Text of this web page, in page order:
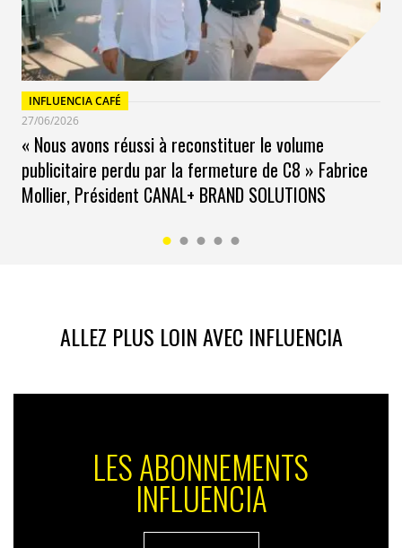
INFLUENCIA CAFÉ
27/06/2026
« Nous avons réussi à reconstituer le volume
publicitaire perdu par la fermeture de C8 » Fabrice
Mollier, Président CANAL+ BRAND SOLUTIONS
ALLEZ PLUS LOIN AVEC INFLUENCIA
LES ABONNEMENTS
INFLUENCIA